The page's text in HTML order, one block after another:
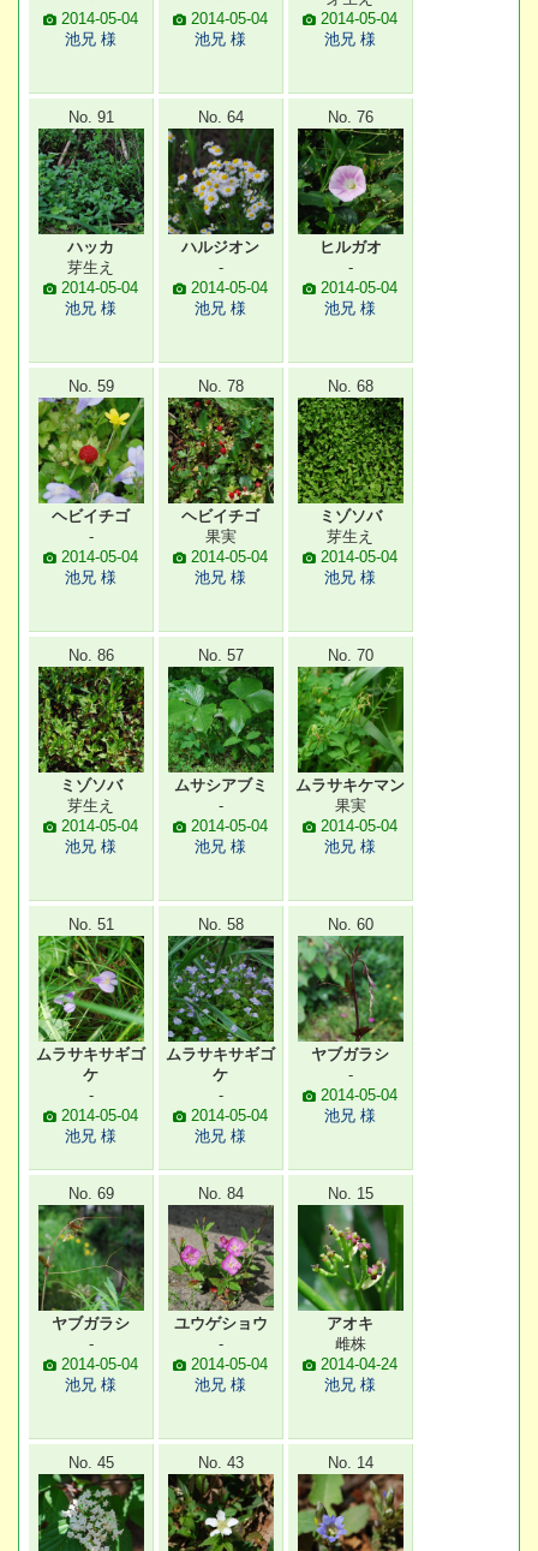
2014-05-04
池兄 様
2014-05-04
池兄 様
2014-05-04
池兄 様
No. 91
ハッカ
芽生え
2014-05-04
池兄 様
No. 64
ハルジオン
-
2014-05-04
池兄 様
No. 76
ヒルガオ
-
2014-05-04
池兄 様
No. 59
ヘビイチゴ
-
2014-05-04
池兄 様
No. 78
ヘビイチゴ
果実
2014-05-04
池兄 様
No. 68
ミゾソバ
芽生え
2014-05-04
池兄 様
No. 86
ミゾソバ
芽生え
2014-05-04
池兄 様
No. 57
ムサシアブミ
-
2014-05-04
池兄 様
No. 70
ムラサキケマン
果実
2014-05-04
池兄 様
No. 51
ムラサキサギゴ
ケ
-
2014-05-04
池兄 様
No. 58
ムラサキサギゴ
ケ
-
2014-05-04
池兄 様
No. 60
ヤブガラシ
-
2014-05-04
池兄 様
No. 69
ヤブガラシ
-
2014-05-04
池兄 様
No. 84
ユウゲショウ
-
2014-05-04
池兄 様
No. 15
アオキ
雌株
2014-04-24
池兄 様
No. 45 No. 43 No. 14